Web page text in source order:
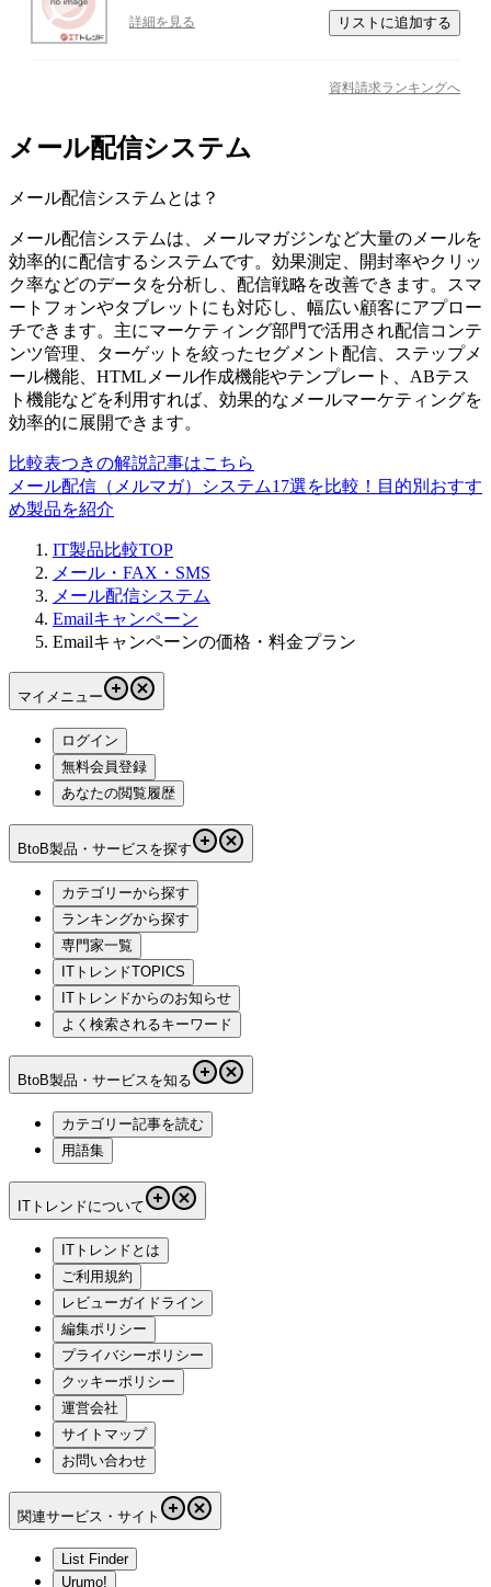
詳細を見る リストに追加する
資料請求ランキングへ
メール配信システム
メール配信システム とは？
メール配信システムは、メールマガジンなど大量のメールを
効率的に配信するシステムです。効果測定、開封率やクリッ
ク率などのデータを分析し、配信戦略を改善できます。スマ
ートフォンやタブレットにも対応し、幅広い顧客にアプロー
チできます。主にマーケティング部門で活用され配信コンテ
ンツ管理、ターゲットを絞ったセグメント配信、ステップメ
ール機能、HTMLメール作成機能やテンプレート、ABテス
ト機能などを利用すれば、効果的なメールマーケティングを
効率的に展開できます。
比較表つきの解説記事はこちら
メール配信（メルマガ）システム17選を比較！目的別おすす
め製品を紹介
IT製品比較TOP
メール・FAX・SMS
メール配信システム
Emailキャンペーン
Emailキャンペーンの価格・料金プラン
マイメニュー
ログイン
無料会員登録
あなたの閲覧履歴
BtoB製品・サービスを探す
カテゴリーから探す
ランキングから探す
専門家一覧
ITトレンドTOPICS
ITトレンドからのお知らせ
よく検索されるキーワード
BtoB製品・サービスを知る
カテゴリー記事を読む
用語集
ITトレンドについて
ITトレンドとは
ご利用規約
レビューガイドライン
編集ポリシー
プライバシーポリシー
クッキーポリシー
運営会社
サイトマップ
お問い合わせ
関連サービス・サイト
List Finder
Urumo!